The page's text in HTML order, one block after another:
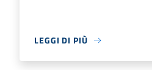
LEGGI DI PIÙ